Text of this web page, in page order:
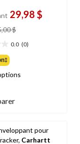
29,98 $
$
45,00 $
0.0 (0)
pour
Carhartt